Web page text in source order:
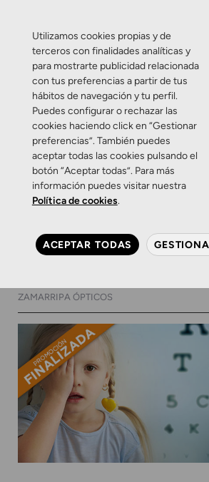
Etiqueta:lentes
niños
Promociones Zamarripa
Promoción: 2×1 en
para la vuelta al cole.
ZAMARRIPA ÓPTICOS
Utilizamos cookies propias y de
terceros con finalidades analíticas y
para mostrarte publicidad relacionada
con tus preferencias a partir de tus
hábitos de navegación y tu perfil.
Puedes configurar o rechazar las
cookies haciendo click en “Gestionar
preferencias”. También puedes
aceptar todas las cookies pulsando el
botón “Aceptar todas”. Para más
información puedes visitar nuestra
Política de cookies.
ACEPTAR TODAS